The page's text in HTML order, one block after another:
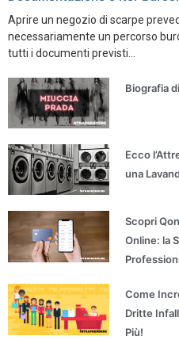
Aprire un negozio di scarpe
necessariamente un percorso
tutti i documenti previsti...
Biografia
Ecco
una
Scopri
Online: la
Come
Dritte
Più!